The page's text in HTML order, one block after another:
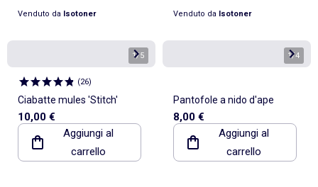
Venduto da Isotoner Venduto da Isotoner
1/5
(26)
Ciabatte mules 'Stitch'
10,00 €
Aggiungi al
carrello
1/4
Pantofole a nido d'ape
8,00 €
Aggiungi al
carrello